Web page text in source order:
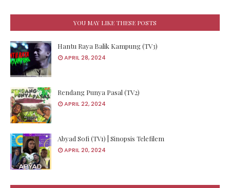
YOU MAY LIKE THESE POSTS
Hantu Raya Balik Kampung (TV3)
APRIL 28, 2024
Rendang Punya Pasal (TV2)
APRIL 22, 2024
Abyad Sofi (TV1) | Sinopsis Telefilem
APRIL 20, 2024